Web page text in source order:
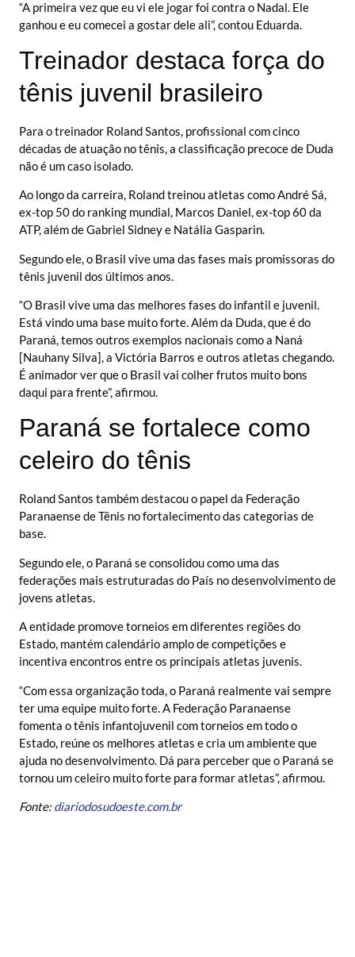
“A primeira vez que eu vi ele jogar foi contra o Nadal. Ele
ganhou e eu comecei a gostar dele ali”, contou Eduarda.
Treinador destaca força do
tênis juvenil brasileiro
Para o treinador Roland Santos, profissional com cinco
décadas de atuação no tênis, a classificação precoce de Duda
não é um caso isolado.
Ao longo da carreira, Roland treinou atletas como André Sá,
ex-top 50 do ranking mundial, Marcos Daniel, ex-top 60 da
ATP, além de Gabriel Sidney e Natália Gasparin.
Segundo ele, o Brasil vive uma das fases mais promissoras do
tênis juvenil dos últimos anos.
“O Brasil vive uma das melhores fases do infantil e juvenil.
Está vindo uma base muito forte. Além da Duda, que é do
Paraná, temos outros exemplos nacionais como a Naná
[Nauhany Silva], a Victória Barros e outros atletas chegando.
É animador ver que o Brasil vai colher frutos muito bons
daqui para frente”, afirmou.
Paraná se fortalece como
celeiro do tênis
Roland Santos também destacou o papel da Federação
Paranaense de Tênis no fortalecimento das categorias de
base.
Segundo ele, o Paraná se consolidou como uma das
federações mais estruturadas do País no desenvolvimento de
jovens atletas.
A entidade promove torneios em diferentes regiões do
Estado, mantém calendário amplo de competições e
incentiva encontros entre os principais atletas juvenis.
“Com essa organização toda, o Paraná realmente vai sempre
ter uma equipe muito forte. A Federação Paranaense
fomenta o tênis infantojuvenil com torneios em todo o
Estado, reúne os melhores atletas e cria um ambiente que
ajuda no desenvolvimento. Dá para perceber que o Paraná se
tornou um celeiro muito forte para formar atletas”, afirmou.
Fonte:diariodosudoeste.com.br